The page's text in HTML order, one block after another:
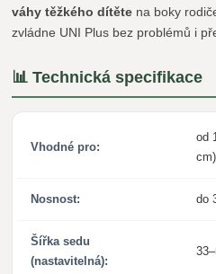
váhy těžkého dítěte na boky
zvládne UNI Plus bez problémů i
📊 Technická specifikace
Vhodné pro:
od
cm)
Nosnost: do
Šířka sedu
(nastavitelná):